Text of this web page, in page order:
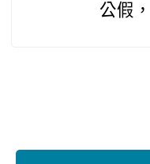
公假